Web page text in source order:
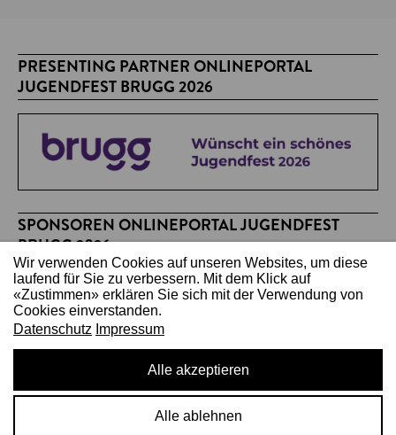
PRESENTING PARTNER ONLINEPORTAL
JUGENDFEST BRUGG 2026
SPONSOREN ONLINEPORTAL JUGENDFEST
BRUGG 2026
Inhalte einreichen
Wir verwenden Cookies auf unseren Websites, um diese
laufend für Sie zu verbessern. Mit dem Klick auf
«Zustimmen» erklären Sie sich mit der Verwendung von
Cookies einverstanden.
Datenschutz Impressum
Alle akzeptieren
Alle ablehnen